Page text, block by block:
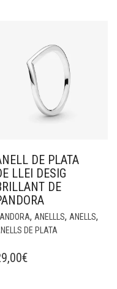
DE PLATA
LLEI DESIG
DE
, ANELLLS, ANELLS,
DE PLATA
€